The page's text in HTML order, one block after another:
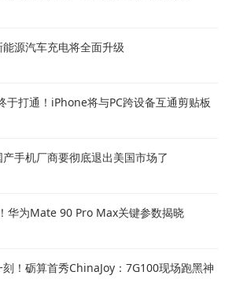
源汽车充电将全面升级
于打通！iPhone将与PC跨设备互通剪贴板
手机厂商要彻底退出美国市场了
华为Mate 90 Pro Max关键参数揭晓
刻！砺算首秀ChinaJoy：7G100现场跑黑神